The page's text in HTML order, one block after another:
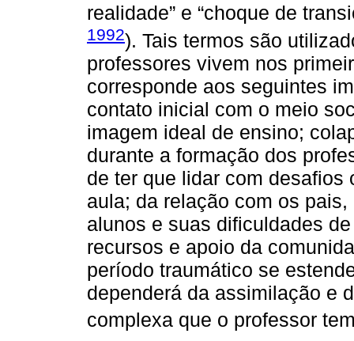
realidade” e “choque de
1992). Tais termos são
professores vivem nos
corresponde aos seguintes
contato inicial com o meio
imagem ideal de ensino;
durante a formação dos
de ter que lidar com
aula; da relação com os
alunos e suas dificuldades
recursos e apoio da
período traumático se
dependerá da assimilação e
complexa que o professor